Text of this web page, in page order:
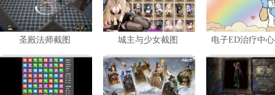
暂未评星
角色扮演
7张
圣殿法师截图
暂未评星
策略
共5张
城主与少女截图 暂未评星
共 张
电子ED治疗中